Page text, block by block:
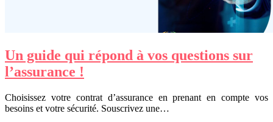
Un guide qui répond à vos questions sur
l’assurance !
Choisissez votre contrat d’assurance en prenant en compte vos
besoins et votre sécurité. Souscrivez une…